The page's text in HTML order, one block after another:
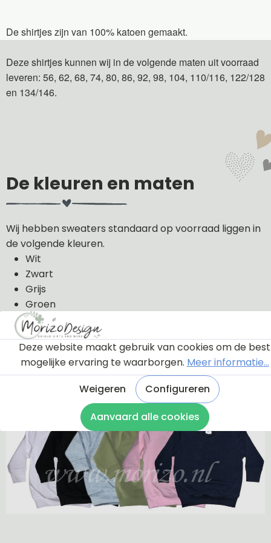
De shirtjes zijn van 100% katoen gemaakt.
Deze shirtjes kunnen wij in de volgende maten uit voorraad
leveren: 56, 62, 68, 74, 80, 86, 92, 98, 104, 110/116, 122/128
en 134/146.
De kleuren en maten
Wij hebben sweaters standaard op voorraad liggen in
de volgende kleuren.
Wit
Zwart
Grijs
Groen
Licht roze
Donker blauw
De sweaters kunnen wij in de volgende maten uit
voorraad leveren: 56, 62, 68, 74, 80, 86, 92, 98 en 104.
De sweaters zijn van 100% katoen gemaakt.
Deze website maakt gebruik van cookies om de best
mogelijke ervaring te waarborgen. Meer informatie...
Weigeren
Configureren
Aanvaard alle cookies